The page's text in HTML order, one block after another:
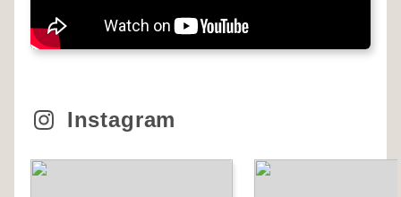
Instagram